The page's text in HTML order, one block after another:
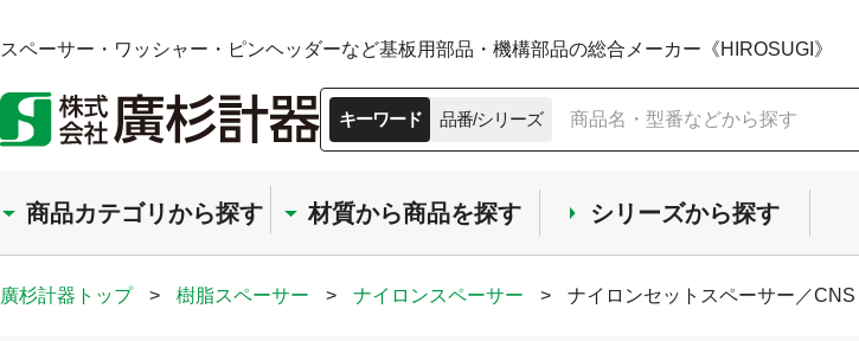
スペーサー・ワッシャー・ピンヘッダーなど基板用部品・機構部品の総合メーカー《HIROSUGI》
キーワード 品番/シリーズ
商品カテゴリから探す 材質から商品を探す シリーズから探す
廣杉計器トップ > 樹脂スペーサー > ナイロンスペーサー > ナイロンセットスペーサー／CNS